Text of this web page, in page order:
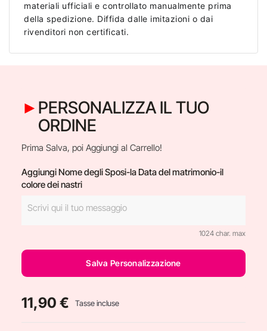
materiali ufficiali e controllato manualmente prima
della spedizione. Diffida dalle imitazioni o dai
rivenditori non certificati.
PERSONALIZZA IL TUO
ORDINE
Prima Salva, poi Aggiungi al Carrello!
Aggiungi Nome degli Sposi-la Data del matrimonio-il
colore dei nastri
1024 char. max
Salva Personalizzazione
11,90 € Tasse incluse